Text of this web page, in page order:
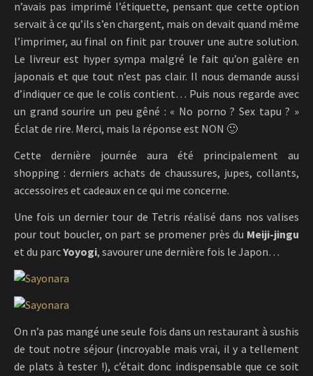
n’avais pas imprimé l’étiquette, pensant que cette option
servait à ce qu’ils s’en chargent, mais on devait quand même
l’imprimer, au final on finit par trouver une autre solution.
Le livreur est hyper sympa malgré le fait qu’on galère en
japonais et que tout n’est pas clair. Il nous demande aussi
d’indiquer ce que le colis contient… Puis nous regarde avec
un grand sourire un peu gêné : « No porno ? Sex tapu ? »
Éclat de rire. Merci, mais la réponse est NON 🙂
Cette dernière journée aura été principalement au
shopping : derniers achats de chaussures, jupes, collants,
accessoires et cadeaux en ce qui me concerne.
Une fois un dernier tour de Tetris réalisé dans nos valises
pour tout boucler, on part se promener près du Meiji-jingu
et du parcYoyogi, savourer une dernière fois le Japon…
On n’a pas mangé une seule fois dans un restaurant à sushis
de tout notre séjour (incroyable mais vrai, il y a tellement
de plats à tester !), c’était donc indispensable que ce soit